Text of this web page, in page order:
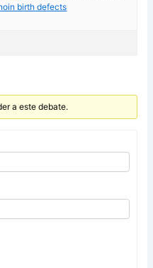
birth defects
a este debate.